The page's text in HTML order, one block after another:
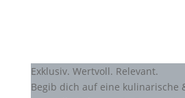
Exklusiv. Wertvoll. Relevant.
Begib dich auf eine kulinarische